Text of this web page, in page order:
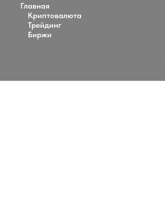
Главная
Криптовалюта
Трейдинг
Биржи